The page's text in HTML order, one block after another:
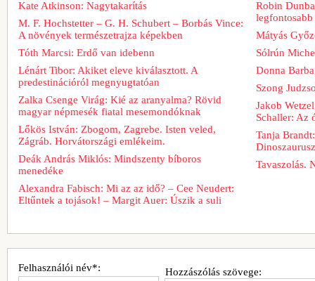
Kate Atkinson: Nagytakarítás
M. F. Hochstetter – G. H. Schubert – Borbás Vince:
A növények természetrajza képekben
Tóth Marcsi: Erdő van idebenn
Lénárt Tibor: Akiket eleve kiválasztott. A
predestinációról megnyugtatóan
Zalka Csenge Virág: Kié az aranyalma? Rövid
magyar népmesék fiatal mesemondóknak
Lőkös István: Zbogom, Zagrebe. Isten veled,
Zágráb. Horvátországi emlékeim.
Deák András Miklós: Mindszenty bíboros
menedéke
Alexandra Fabisch: Mi az az idő? – Cee Neudert:
Eltűntek a tojások! – Margit Auer: Úszik a suli
Robin
Mátyás
Sólrún
Donna
Szong
Jakob
Schaller: Az
Tanja
Tavaszolás.
Hozzászólás szövege:
Felhasználói név*: